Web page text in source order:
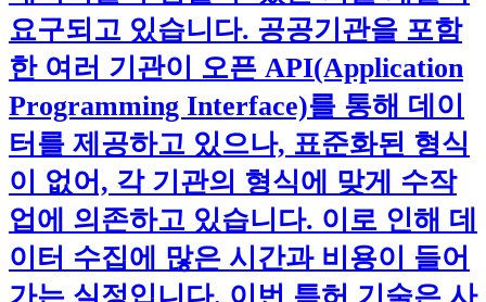
요구되고 있습니다. 공공기관을 포함
한 여러 기관이 오픈 API(Application
Programming Interface)를 통해 데이
터를 제공하고 있으나, 표준화된 형식
이 없어, 각 기관의 형식에 맞게 수작
업에 의존하고 있습니다. 이로 인해 데
이터 수집에 많은 시간과 비용이 들어